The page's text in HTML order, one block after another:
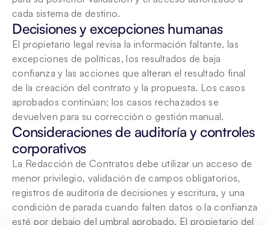
cada sistema de destino.
Decisiones y excepciones humanas
El propietario legal revisa la información faltante, las
excepciones de políticas, los resultados de baja
confianza y las acciones que alteran el resultado final
de la creación del contrato y la propuesta. Los casos
aprobados continúan; los casos rechazados se
devuelven para su corrección o gestión manual.
Consideraciones de auditoría y controles
corporativos
La Redacción de Contratos debe utilizar un acceso de
menor privilegio, validación de campos obligatorios,
registros de auditoría de decisiones y escritura, y una
condición de parada cuando falten datos o la confianza
esté por debajo del umbral aprobado. El propietario del